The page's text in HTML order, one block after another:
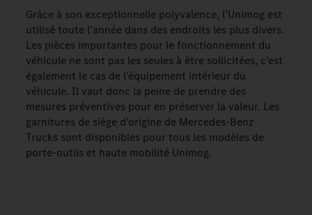
Grâce à son exceptionnelle polyvalence, l’Unimog est
utilisé toute l’année dans des endroits les plus divers.
Les pièces importantes pour le fonctionnement du
véhicule ne sont pas les seules à être sollicitées, c’est
également le cas de l’équipement intérieur du
véhicule. Il vaut donc la peine de prendre des
mesures préventives pour en préserver la valeur. Les
garnitures de siège d’origine de Mercedes-Benz
Trucks sont disponibles pour tous les modèles de
porte-outils et haute mobilité Unimog.